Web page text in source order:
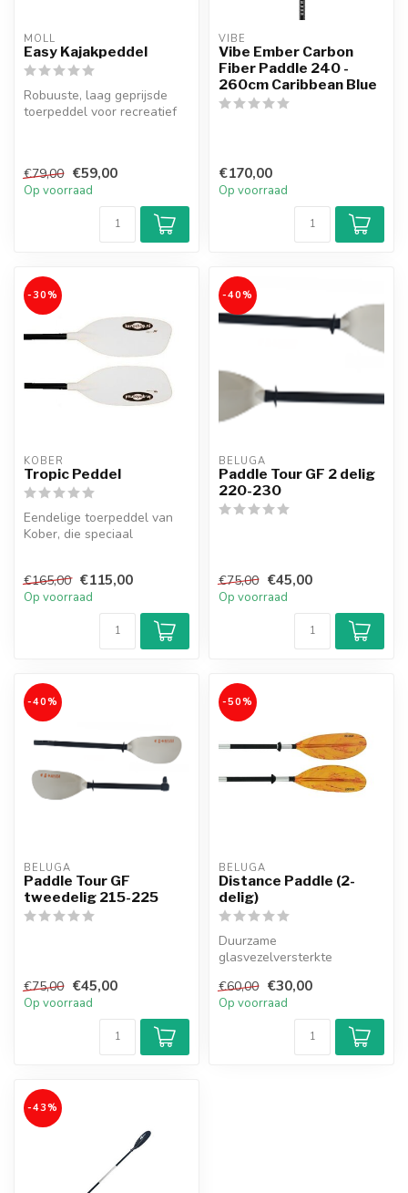
MÖLL
Easy Kajakpeddel
Robuuste, laag geprijsde
toerpeddel voor recreatief
€79,00 €59,00
Op voorraad
VIBE
Vibe Ember Carbon
Fiber Paddle 240 -
260cm Caribbean Blue
€170,00
Op voorraad
-30%
KOBER
Tropic Peddel
Eendelige toerpeddel van
Kober, die speciaal
€165,00 €115,00
Op voorraad
-40%
BELUGA
Paddle Tour GF 2 delig
220-230
€75,00 €45,00
Op voorraad
-40%
BELUGA
Paddle Tour GF
tweedelig 215-225
€75,00 €45,00
Op voorraad
-50%
BELUGA
Distance Paddle (2-
delig)
Duurzame
glasvezelversterkte
hebben die resulteren in
ee...
€60,00 €30,00
Op voorraad
-43%